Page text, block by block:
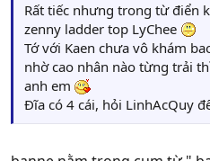
Rất tiếc nhưng trong từ điển
zenny ladder top LyChee
Tớ với Kaen chưa vô khám
nhờ cao nhân nào từng trải
anh em
Đĩa có 4 cái, hỏi LinhAcQuy